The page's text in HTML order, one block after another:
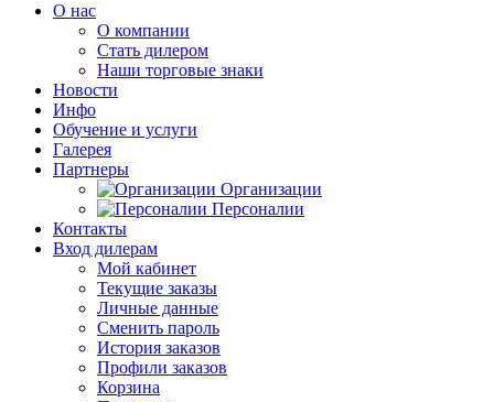
О нас
О компании
Стать дилером
Наши торговые знаки
Новости
Инфо
Обучение и услуги
Галерея
Партнеры
Организации
Персоналии
Контакты
Вход дилерам
Мой кабинет
Текущие заказы
Личные данные
Сменить пароль
История заказов
Профили заказов
Корзина